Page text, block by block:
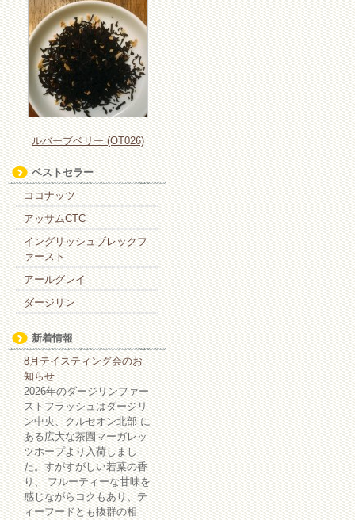
ルバーブベリー (OT026)
ベストセラー
ココナッツ
アッサムCTC
イングリッシュブレックフ
ァースト
アールグレイ
ダージリン
新着情報
8月テイスティング会のお
知らせ
2026年のダージリンファー
ストフラッシュはダージリ
ン中央、クルセオン北部 に
ある広大な茶園マーガレッ
ツホープより入荷しまし
た。すがすがしい若葉の香
り、 フルーティーな甘味を
感じながらコクもあり、テ
ィーフードとも抜群の相